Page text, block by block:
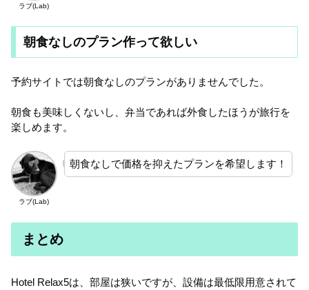
ラブ(Lab)
朝食なしのプラン作って欲しい
予約サイトでは朝食なしのプランがありませんでした。
朝食も美味しくないし、弁当であれば外食したほうが旅行を
楽しめます。
ラブ(Lab)
朝食なしで価格を抑えたプランを希望します！
まとめ
Hotel Relax5は、部屋は狭いですが、設備は最低限用意されて